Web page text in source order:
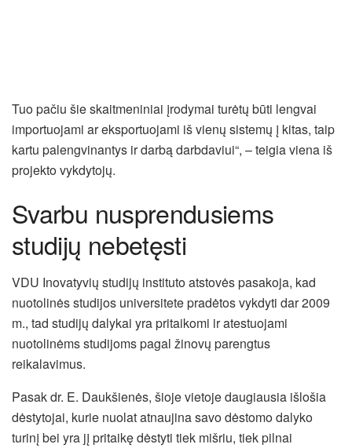
Tuo pačiu šie skaitmeniniai įrodymai turėtų būti lengvai
importuojami ar eksportuojami iš vienų sistemų į kitas, taip
kartu palengvinantys ir darbą darbdaviui“, – teigia viena iš
projekto vykdytojų.
Svarbu nusprendusiems
studijų nebetęsti
VDU Inovatyvių studijų instituto atstovės pasakoja, kad
nuotolinės studijos universitete pradėtos vykdyti dar 2009
m., tad studijų dalykai yra pritaikomi ir atestuojami
nuotolinėms studijoms pagal žinovų parengtus
reikalavimus.
Pasak dr. E. Daukšienės, šioje vietoje daugiausia išlošia
dėstytojai, kurie nuolat atnaujina savo dėstomo dalyko
turinį bei yra jį pritaikę dėstyti tiek mišriu, tiek pilnai